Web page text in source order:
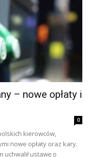
– nowe opłaty i
0
kierowców,
nowe opłaty oraz kary.
uchwalił ustawę o